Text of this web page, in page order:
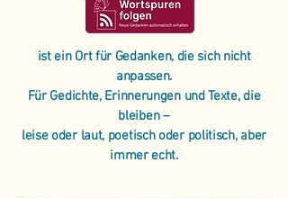
ist ein Ort für Gedanken, die sich nicht
anpassen.
Für Gedichte, Erinnerungen und Texte, die
bleiben –
leise oder laut, poetisch oder politisch, aber
immer echt.